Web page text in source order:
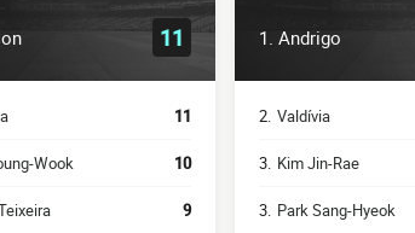
11
11
Wook 10
9
1. Andrigo
2. Valdívia
3. Kim Jin-Rae
3. Park Sang-Hyeok